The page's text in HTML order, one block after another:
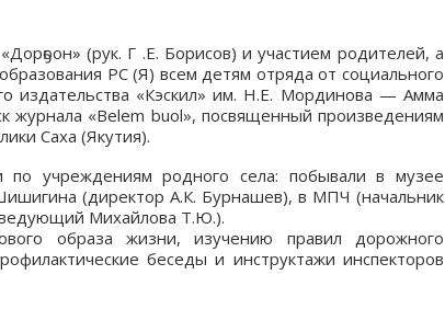
(рук. Г .Е. Борисов) и участием родителей, а
РС (Я) всем детям отряда от социального
издательства «Кэскил» им. Н.Е. Мординова — Амма
журнала «Belem buol», посвященный произведениям
Саха (Якутия).
по учреждениям родного села: побывали в музее
(директор А.К. Бурнашев), в МПЧ (начальник
Михайлова Т.Ю.).
образа жизни, изучению правил дорожного
беседы и инструктажи инспекторов